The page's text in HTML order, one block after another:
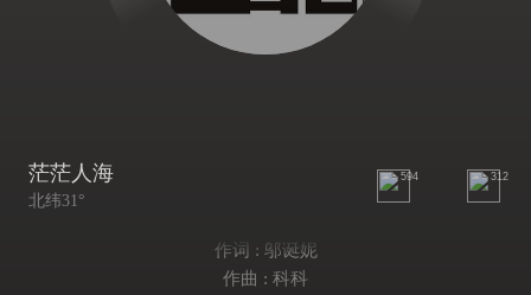
茫茫人海
北纬31°
594 312
作词 : 邬诞妮
作曲 : 科科